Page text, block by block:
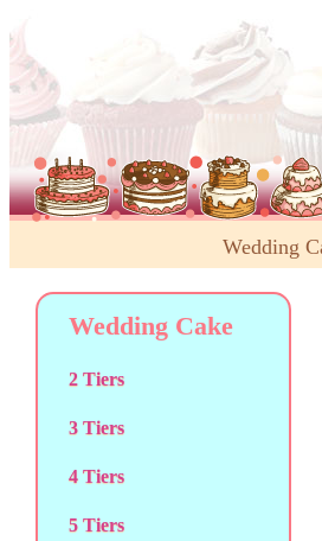
Wedding
Wedding Cake
2 Tiers
3 Tiers
4 Tiers
5 Tiers